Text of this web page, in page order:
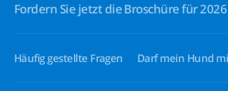
Fordern Sie jetzt die Broschüre für
Häufig gestellte Fragen Darf mein Hund